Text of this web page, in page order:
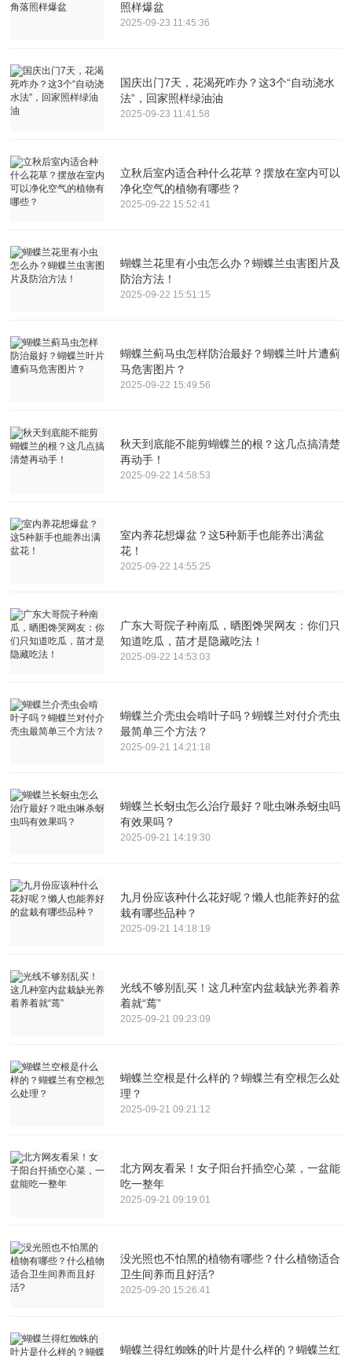
照样爆盆
2025-09-23 11:45:36
国庆出门7天，花渴死咋办？这3个“自动浇水
法”，回家照样绿油油
2025-09-23 11:41:58
立秋后室内适合种什么花草？摆放在室内可以
净化空气的植物有哪些？
2025-09-22 15:52:41
蝴蝶兰花里有小虫怎么办？蝴蝶兰虫害图片及
防治方法！
2025-09-22 15:51:15
蝴蝶兰蓟马虫怎样防治最好？蝴蝶兰叶片遭蓟
马危害图片？
2025-09-22 15:49:56
秋天到底能不能剪蝴蝶兰的根？这几点搞清楚
再动手！
2025-09-22 14:58:53
室内养花想爆盆？这5种新手也能养出满盆
花！
2025-09-22 14:55:25
广东大哥院子种南瓜，晒图馋哭网友：你们只
知道吃瓜，苗才是隐藏吃法！
2025-09-22 14:53:03
蝴蝶兰介壳虫会啃叶子吗？蝴蝶兰对付介壳虫
最简单三个方法？
2025-09-21 14:21:18
蝴蝶兰长蚜虫怎么治疗最好？吡虫啉杀蚜虫吗
有效果吗？
2025-09-21 14:19:30
九月份应该种什么花好呢？懒人也能养好的盆
栽有哪些品种？
2025-09-21 14:18:19
光线不够别乱买！这几种室内盆栽缺光养着养
着就“蔫”
2025-09-21 09:23:09
蝴蝶兰空根是什么样的？蝴蝶兰有空根怎么处
理？
2025-09-21 09:21:12
北方网友看呆！女子阳台扦插空心菜，一盆能
吃一整年
2025-09-21 09:19:01
没光照也不怕黑的植物有哪些？什么植物适合
卫生间养而且好活?
2025-09-20 15:26:41
蝴蝶兰得红蜘蛛的叶片是什么样的？蝴蝶兰红